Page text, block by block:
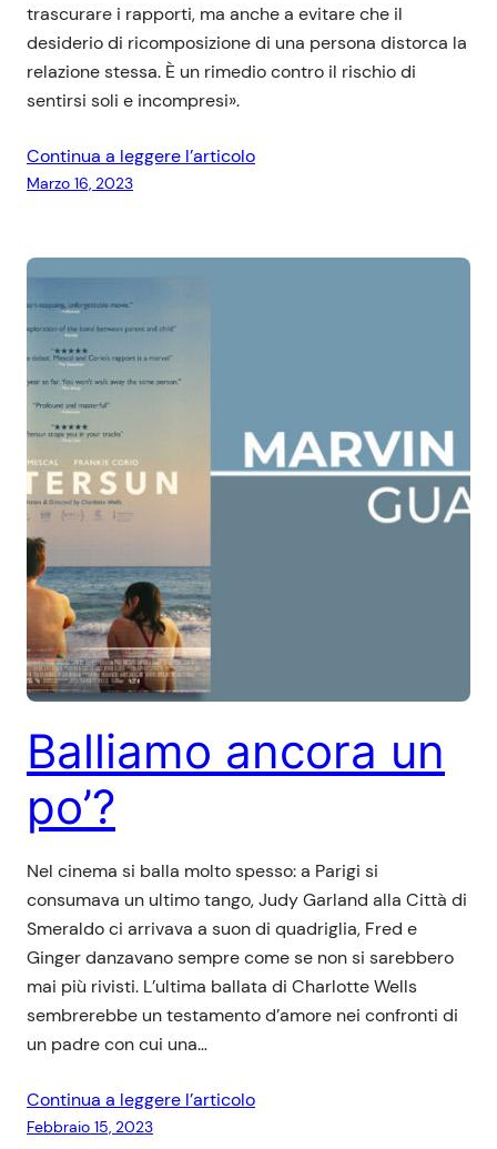
trascurare i rapporti, ma anche a evitare che il
desiderio di ricomposizione di una persona distorca la
relazione stessa. È un rimedio contro il rischio di
sentirsi soli e incompresi».
Continua a leggere l’articolo
Marzo 16, 2023
Balliamo ancora un
po’?
Nel cinema si balla molto spesso: a Parigi si
consumava un ultimo tango, Judy Garland alla Città di
Smeraldo ci arrivava a suon di quadriglia, Fred e
Ginger danzavano sempre come se non si sarebbero
mai più rivisti. L’ultima ballata di Charlotte Wells
sembrerebbe un testamento d’amore nei confronti di
un padre con cui una…
Continua a leggere l’articolo
Febbraio 15, 2023